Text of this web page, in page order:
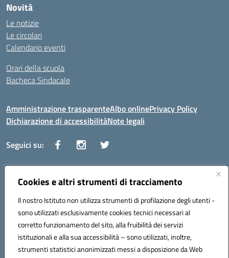
Cookies e altri strumenti di tracciamento
Il nostro Istituto non utilizza strumenti di profilazione degli utenti -
sono utilizzati esclusivamente cookies tecnici necessari al
corretto funzionamento del sito, alla fruibilità dei servizi
istituzionali e alla sua accessibilità – sono utilizzati, inoltre,
strumenti statistici anonimizzati messi a disposizione da Web
Novità
Le notizie
Le circolari
Calendario eventi
Orari della scuola
Bacheca Sindacale
Amministrazione trasparenteAlbo onlinePrivacy Policy
Dichiarazione di accessibilitàNote legali
Seguici su:
Indirizzo:Via Vaccari n.5 e Via Falcone n.20 - 91025 Marsala
Posta elettronica certificata (PEC):tppm03000q@pec.istruzione.it
Codice fiscale: 82004490817
Codice meccanografico: TPPM03000Q